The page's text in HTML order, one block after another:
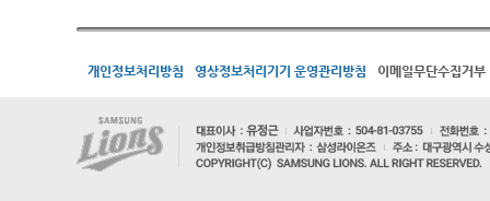
개인정보처리방침 영상정보처리기기 운영관리방침 이메일무단수집거부